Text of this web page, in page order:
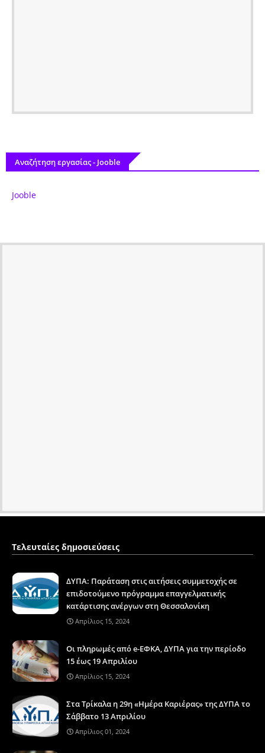
Αναζήτηση εργασίας - Jooble
Jooble
Τελευταίες δημοσιεύσεις
ΔΥΠΑ: Παράταση στις αιτήσεις συμμετοχής σε
επιδοτούμενο πρόγραμμα επαγγελματικής
κατάρτισης ανέργων στη Θεσσαλονίκη
Απρίλιος 15, 2024
Οι πληρωμές από e-ΕΦΚΑ, ΔΥΠΑ για την περίοδο
15 έως 19 Απριλίου
Απρίλιος 15, 2024
Στα Τρίκαλα η 29η «Ημέρα Καριέρας» της ΔΥΠΑ το
Σάββατο 13 Απριλίου
Απρίλιος 01, 2024